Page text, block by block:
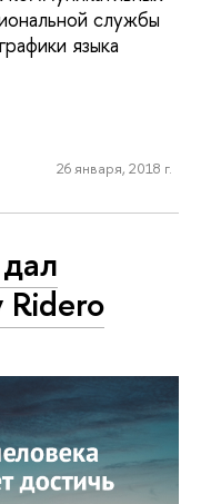
службы
языка
26 января, 2018 г.